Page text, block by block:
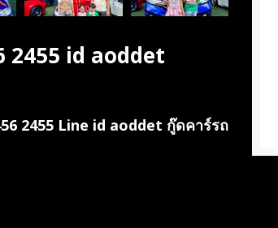
2455 id aoddet
2455 Line id aoddet กู๊ดคาร์รถ